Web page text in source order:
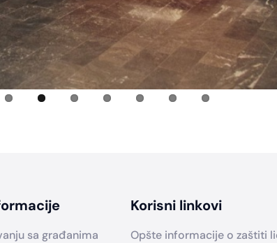
sa građanima
Korisni linkovi
Opšte informacije o zaštiti